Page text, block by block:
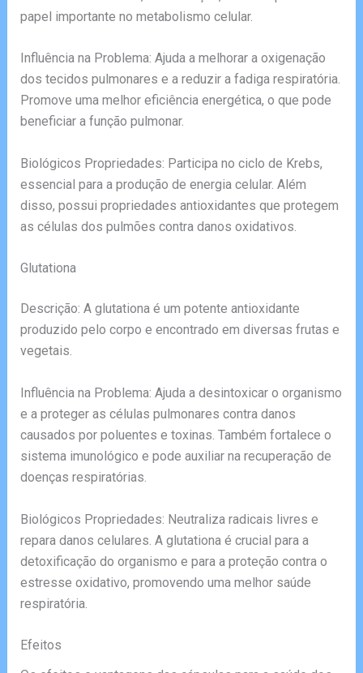
papel importante no metabolismo celular.
Influência na Problema: Ajuda a melhorar a oxigenação
dos tecidos pulmonares e a reduzir a fadiga respiratória.
Promove uma melhor eficiência energética, o que pode
beneficiar a função pulmonar.
Biológicos Propriedades: Participa no ciclo de Krebs,
essencial para a produção de energia celular. Além
disso, possui propriedades antioxidantes que protegem
as células dos pulmões contra danos oxidativos.
Glutationa
Descrição: A glutationa é um potente antioxidante
produzido pelo corpo e encontrado em diversas frutas e
vegetais.
Influência na Problema: Ajuda a desintoxicar o organismo
e a proteger as células pulmonares contra danos
causados por poluentes e toxinas. Também fortalece o
sistema imunológico e pode auxiliar na recuperação de
doenças respiratórias.
Biológicos Propriedades: Neutraliza radicais livres e
repara danos celulares. A glutationa é crucial para a
detoxificação do organismo e para a proteção contra o
estresse oxidativo, promovendo uma melhor saúde
respiratória.
Efeitos